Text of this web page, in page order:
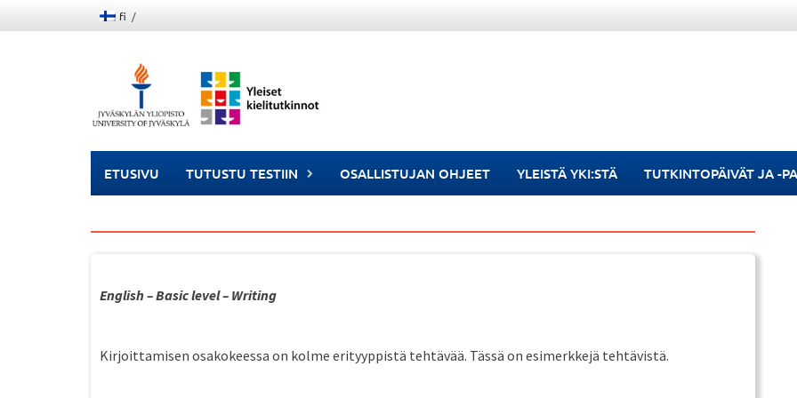
to
fi
ETUSIVU TUTUSTU TESTIIN OSALLISTUJAN OHJEET YLEISTÄ YKI:STÄ TUTKINTOPÄIVÄT JA -
English – Basic level – Writing
Kirjoittamisen osakokeessa on kolme erityyppistä tehtävää. Tässä on esimerkkejä tehtävistä.